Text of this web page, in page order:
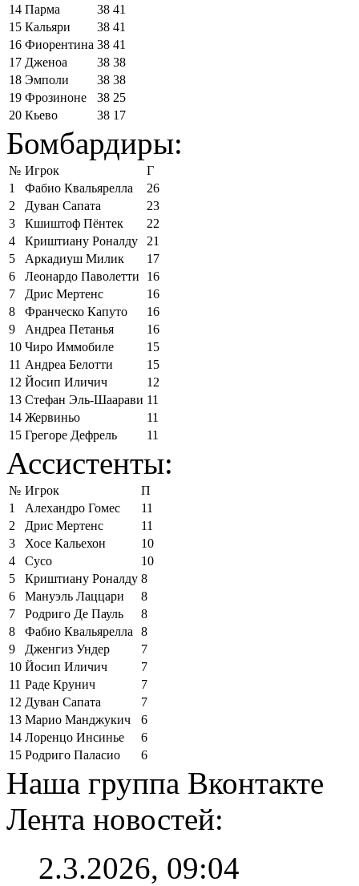
14 Парма 38 41
15 Кальяри 38 41
16 Фиорентина 38 41
17 Дженоа 38 38
18 Эмполи 38 38
19 Фрозиноне 38 25
20 Кьево 38 17
Бомбардиры:
№ Игрок
Г
1
Фабио Квальярелла
26
2
Дуван Сапата
23
3
Кшиштоф Пёнтек
22
4
Криштиану Роналду
21
5
Аркадиуш Милик
17
6
Леонардо Паволетти
16
7
Дрис Мертенс
16
8
Франческо Капуто
16
9
Андреа Петанья
16
10 Чиро Иммобиле
15
11 Андреа Белотти
15
12 Йосип Иличич
12
13 Стефан Эль-Шаарави 11
14 Жервиньо
11
15 Грегоре Дефрель 11
Ассистенты:
№ Игрок
П
1
Алехандро Гомес
11
2
Дрис Мертенс
11
3
Хосе Кальехон
10
4
Сусо
10
5
Криштиану Роналду 8
6
Мануэль Лаццари
8
7
Родриго Де Пауль
8
8
Фабио Квальярелла
8
9
Дженгиз Ундер
7
10 Йосип Иличич
7
11 Раде Крунич
7
12 Дуван Сапата
7
13 Марио Манджукич
6
14 Лоренцо Инсинье
6
15 Родриго Паласио 6
Наша группа Вконтакте
Лента новостей:
2.3.2026, 09:04